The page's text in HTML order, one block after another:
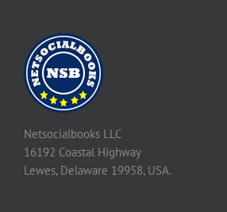
Netsocialbooks LLC
16192 Coastal Highway
Lewes, Delaware 19958, USA.